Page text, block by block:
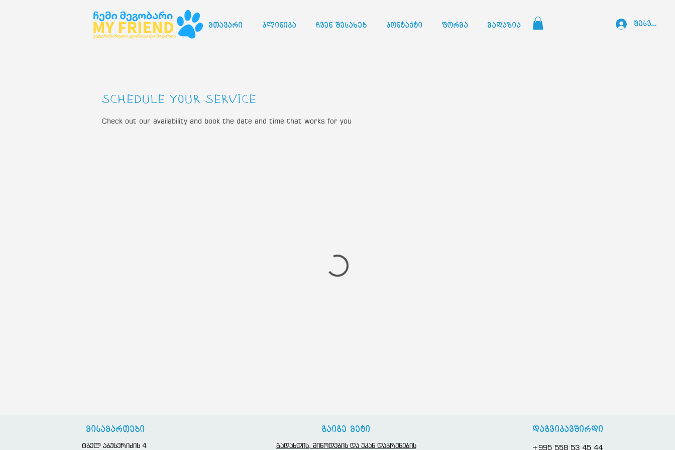
მთავარი კლინიკა ჩვენ შესახებ კონტაქტი ფორმა მაღაზია შესვლა
Schedule your service
Check out our availability and book the date and time that works for you
მისამართები
ტბელ აბუსერიძის 4
გაიგე მეტი
გადახდის, მიწოდების და უკან დაბრუნების
დაგვიკავშირდი
+995 558 53 45 44